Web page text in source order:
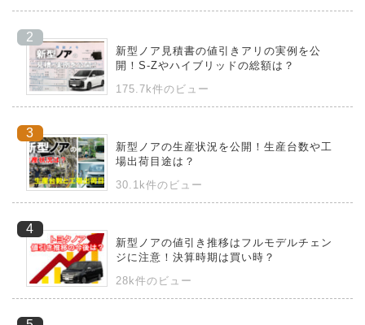
新型ノア見積書の値引きアリの実例を公
開！S-Zやハイブリッドの総額は？
175.7k件のビュー
新型ノアの生産状況を公開！生産台数や工
場出荷目途は？
30.1k件のビュー
新型ノアの値引き推移はフルモデルチェン
ジに注意！決算時期は買い時？
28k件のビュー